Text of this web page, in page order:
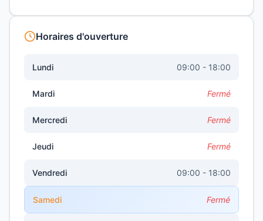
Horaires d'ouverture
Lundi 09:00 - 18:00
Mardi Fermé
Mercredi Fermé
Jeudi Fermé
Vendredi 09:00 - 18:00
Samedi Fermé